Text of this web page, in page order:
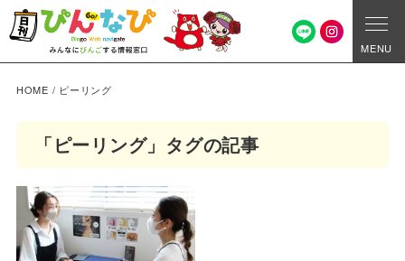
MENU
HOME / ピーリング
「ピーリング」タグの記事